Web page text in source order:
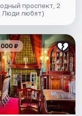
проспект, 2
Люди любят)
₽